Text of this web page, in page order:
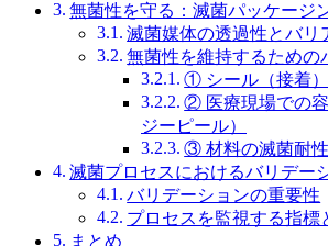
無菌性を守る：滅菌パッケージ
滅菌媒体の透過性とバリ
無菌性を維持するための
① シール（接着
② 医療現場での
ジーピール）
③ 材料の滅菌耐性
滅菌プロセスにおけるバリデー
バリデーションの重要性
プロセスを監視する指標
まとめ